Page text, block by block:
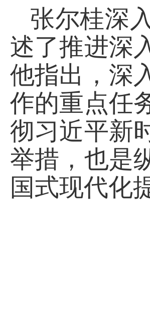
张尔桂深
述了推进深
他指出，深
作的重点任
彻习近平新
举措，也是
国式现代化